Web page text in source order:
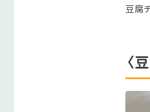
豆腐
〈